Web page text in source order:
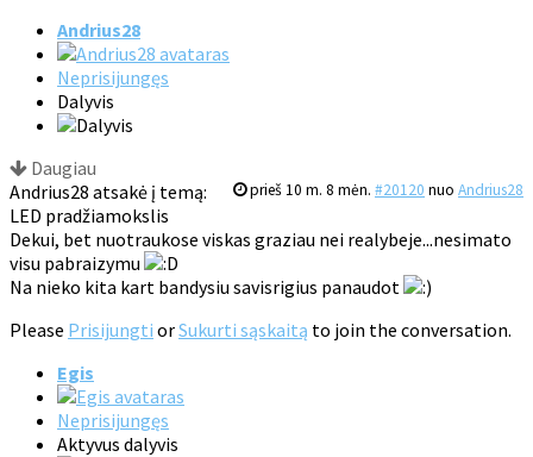
Andrius28
Neprisijungęs
Dalyvis
Daugiau
prieš 10 m. 8 mėn. #20120 nuo Andrius28
Andrius28 atsakė į temą:
LED pradžiamokslis
Dekui, bet nuotraukose viskas graziau nei realybeje...nesimato
visu pabraizymu
Na nieko kita kart bandysiu savisrigius panaudot
Please Prisijungti orSukurti sąskaitą to join the conversation.
Egis
Neprisijungęs
Aktyvus dalyvis